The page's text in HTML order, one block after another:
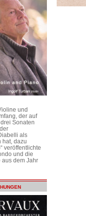
und
der auf
Sonaten
als
hat, dazu
veröffentlichte
und die
aus dem Jahr